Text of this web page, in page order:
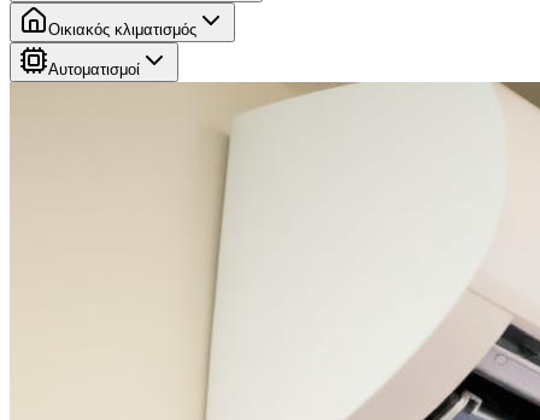
Οικιακός κλιματισμός
Αυτοματισμοί